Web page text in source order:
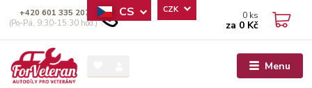
Menu
CS CZK
+420 601 335 207
(Po-Pá, 9:30-15:30 hod.)
0 ks
za 0 Kč